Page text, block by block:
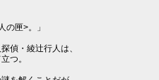
の匣>。」
偵・綾辻行人は、
つ。